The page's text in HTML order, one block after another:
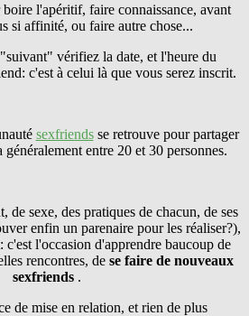
l'apéritif, faire connaissance, avant
si affinité, ou faire autre chose...
vérifiez la date, et l'heure du
c'est à celui là que vous serez inscrit.
sexfriendsse retrouve pour partager
entre 20 et 30 personnes.
de sexe, des pratiques de chacun, de ses
enfin un parenaire pour les réaliser?),
c'est l'occasion d'apprendre baucoup de
rencontres, de se faire de nouveaux
sexfriends .
de mise en relation, et rien de plus